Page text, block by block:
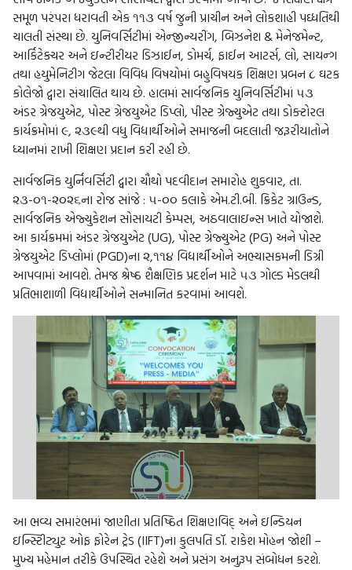
સમૂળ પરંપરા ધરાવતી એક ૧૧૩ વર્ષ જુની પ્રાચીન અને લોકશાહી પઘ્ધતિથી
ચાલતી સંસ્થા છે. યુનિવર્સિટીમાં એન્જીન્યરીંગ, બિઝનેશ & મેનેજમેન્ટ,
આર્કિટેક્ચર અને ઇન્ટીરીયર ડિઝાઈન, ડોમર્ચ, ફાઈન આટર્સ, લો, સાયન્ગ
તથા હયુમેનિટીગ જેટલા વિવિધ વિષયોમાં બહુવિષયક શિક્ષણ પ્રબન ૮ ઘટક
કોલેજો દ્વારા સંચાલિત થાય છે. હાલમાં સાર્વજનિક યુનિવર્સિટીમાં ૫૩
અંડર ગ્રેજયુએટ, પોસ્ટ ગ્રેજયુએટ ડિપ્લો, પીસ્ટ ગ્રેજ્યુએટ તથા ડોક્ટોરલ
કાર્યક્રમોમાં ૯, ૨૩૯થી વધુ વિદ્યાર્થીઓને સમાજની બદલાતી જરૂરીયાતોને
ધ્યાનમાં રાખી શિક્ષણ પ્રદાન કરી રહી છે.
સાર્વજનિક યુર્નિવર્સિટી દ્વારા ચૌથો પદવીદાન સમારોહ શુકવાર, તા.
૨૩-૦૧-૨૦૨૬ના રોજ સાંજે : ૫-૦૦ કલાકે એમ.ટી.બી. ક્રિકેટ ગ્રાઉન્ડ,
સાર્વજનિક એજ્યુકેશન સોસાયટી કેમ્પસ, અઠવાલાઇન્સ ખાતે યોજાશે.
આ કાર્યક્રમમાં અંડર ગ્રેજયુએટ (UG), પોસ્ટ ગ્રેજ્યુએટ (PG) અને પોસ્ટ
ગ્રેજયુએટ ડિપ્લોમાં (PGD)ના ૨,૧૧૪ વિદ્યાર્થીઓને અભ્યાસકમની ડિગ્રી
આપવામાં આવશે. તેમજ શ્રેષ્ઠ શૈક્ષણિક પ્રદર્શન માટે ૫૩ ગોલ્ડ મેડલથી
પ્રતિભાશાળી વિદ્યાર્થીઓને સન્માનિત કરવામાં આવશે.
આ ભવ્ય સમારંભમાં જાણીતા પ્રતિષ્ઠિત શિક્ષણવિદ્ અને ઇન્ડિયન
ઇન્સ્ટિીટ્યુટ ઓફ ફોરેન ટ્રેડ (IIFT)ના કુલપતિ ડૉ. રાકેશ મોહન જોશી –
મુખ્ય મહેમાન તરીકે ઉપસ્થિત રહેશે અને પ્રસંગ અનુરૂપ સંબોધન કરશે.